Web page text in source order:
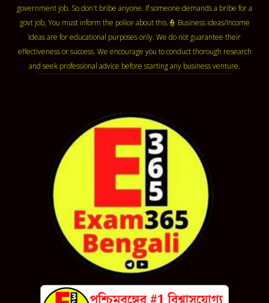
government job. So don't bribe anyone. If someone demands a bribe for a
govt job, You must inform the police about this.👮 Business ideas/Income
Ideas are for educational purposes only. We do not guarantee their
effectiveness or success. We encourage you to conduct thorough research
and seek professional advice before starting any business venture.